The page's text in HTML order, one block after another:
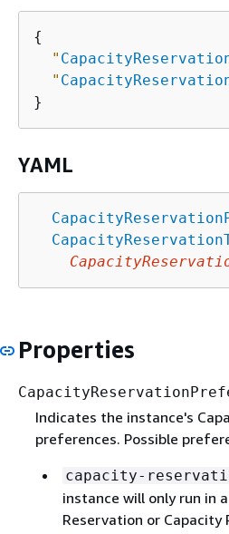
{
"
"
YAML
Properties
Indicates the instance's
preferences. Possible
capacity-
instance will only run in
Reservation or